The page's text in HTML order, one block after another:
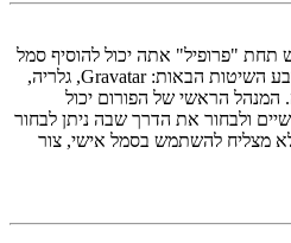
"פרופיל" אתה יכול להוסיף סמל
אישי באמצעות אחת מארבע השיטות הבאות: Gravatar, גלריה,
הראשי של הפורום יכול
ולבחור את הדרך שבה ניתן לבחור
מצליח להשתמש בסמל אישי, צור